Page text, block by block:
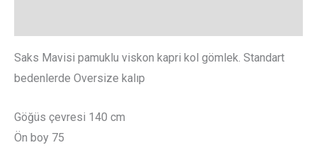
Saks Mavisi pamuklu viskon kapri kol gömlek. Standart
bedenlerde Oversize kalıp
Göğüs çevresi 140 cm
Ön boy 75